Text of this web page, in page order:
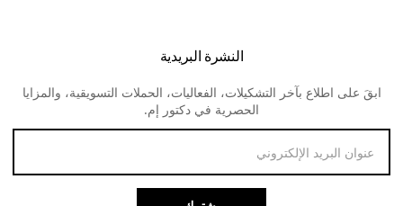
طرق الدفع
خدمة العملاء
النشرة البريدية
ابقَ على اطلاع بآخر التشكيلات، الفعاليات، الحملات التسويقية، والمزايا
الحصرية في دكتور إم.